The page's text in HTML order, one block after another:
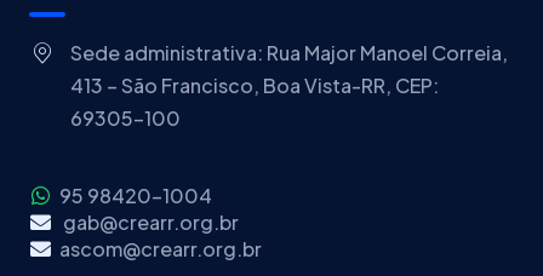
Sede administrativa: Rua Major Manoel Correia,
413 – São Francisco, Boa Vista-RR, CEP:
69305-100
95 98420-1004
gab@crearr.org.br
ascom@crearr.org.br